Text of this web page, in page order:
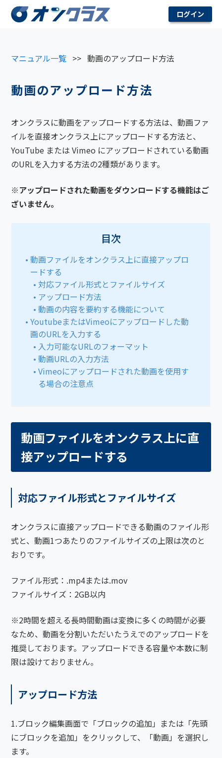
ログイン
マニュアル一覧 >> 動画のアップロード方法
動画のアップロード方法
オンクラスに動画をアップロードする方法は、動画ファ
イルを直接オンクラス上にアップロードする方法と、
YouTube または Vimeo にアップロードされている動画
のURLを入力する方法の2種類があります。
※アップロードされた動画をダウンロードする機能はご
ざいません。
目次
動画ファイルをオンクラス上に直接アップロ
ードする
対応ファイル形式とファイルサイズ
アップロード方法
動画の内容を要約する機能について
YoutubeまたはVimeoにアップロードした動
画のURLを入力する
入力可能なURLのフォーマット
動画URLの入力方法
Vimeoにアップロードされた動画を使用す
る場合の注意点
動画ファイルをオンクラス上に直
接アップロードする
対応ファイル形式とファイルサイズ
オンクラスに直接アップロードできる動画のファイル形
式と、動画1つあたりのファイルサイズの上限は次のと
おりです。
ファイル形式：.mp4または.mov
ファイルサイズ：2GB以内
※2時間を超える長時間動画は変換に多くの時間が必要
なため、動画を分割いただいたうえでのアップロードを
推奨しております。アップロードできる容量や本数に制
限は設けておりません。
アップロード方法
1.ブロック編集画面で「ブロックの追加」または「先頭
にブロックを追加」をクリックして、「動画」を選択し
ます。